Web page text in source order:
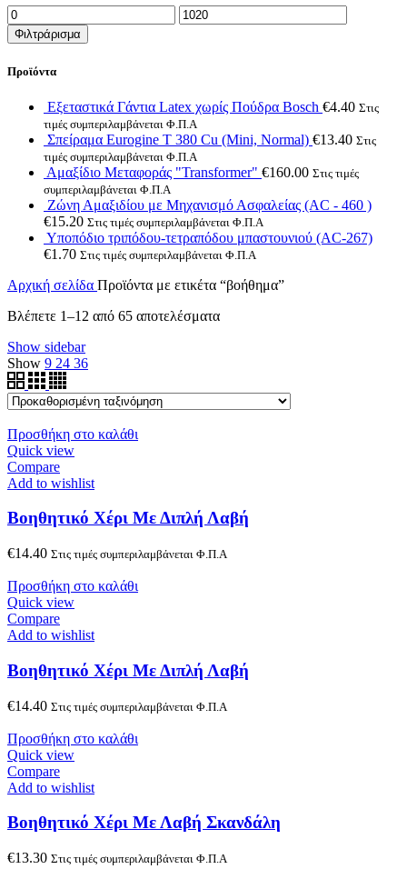
Ελάχιστη
τιμή
Μέγιστη
τιμή
Φιλτράρισμα
Προϊόντα
Εξεταστικά Γάντια Latex χωρίς Πούδρα Bosch €4.40 Στις
τιμές συμπεριλαμβάνεται Φ.Π.Α
Σπείραμα Eurogine Τ 380 Cu (Mini, Normal) €13.40 Στις
τιμές συμπεριλαμβάνεται Φ.Π.Α
Αμαξίδιο Μεταφοράς "Transformer" €160.00 Στις τιμές
συμπεριλαμβάνεται Φ.Π.Α
Ζώνη Αμαξιδίου με Μηχανισμό Ασφαλείας (AC - 460 )
€15.20 Στις τιμές συμπεριλαμβάνεται Φ.Π.Α
Υποπόδιο τριπόδου-τετραπόδου μπαστουνιού (AC-267)
€1.70 Στις τιμές συμπεριλαμβάνεται Φ.Π.Α
Αρχική σελίδα Προϊόντα με ετικέτα “βοήθημα”
Βλέπετε 1–12 από 65 αποτελέσματα
Show sidebar
Show 9 24 36
Προσθήκη στο καλάθι
Quick view
Compare
Add to wishlist
Boηθητικό Χέρι Με Διπλή Λαβή
€14.40 Στις τιμές συμπεριλαμβάνεται Φ.Π.Α
Προσθήκη στο καλάθι
Quick view
Compare
Add to wishlist
Boηθητικό Χέρι Με Διπλή Λαβή
€14.40 Στις τιμές συμπεριλαμβάνεται Φ.Π.Α
Προσθήκη στο καλάθι
Quick view
Compare
Add to wishlist
Boηθητικό Χέρι Με Λαβή Σκανδάλη
€13.30 Στις τιμές συμπεριλαμβάνεται Φ.Π.Α